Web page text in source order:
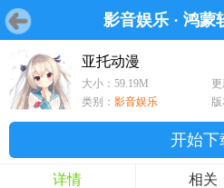
影音娱乐 · 鸿蒙
首页 游戏
首页 游戏 软件 鸿蒙
游戏 软件
亚托动漫
大小：59.19M
更
类别： 影音娱乐
开始下
详情 相关